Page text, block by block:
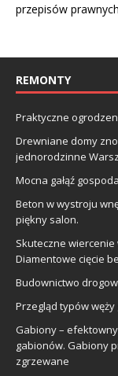
przepisów
REMONTY
Praktyczne
Drewniane domy
jednorodzinne
Mocna gałąź
Beton w wystroju
piękny salon.
Skuteczne
Diamentowe cięcie
Budownictwo
Przegląd typów węży
Gabiony –
gabionów. Gabiony
zgrzewane